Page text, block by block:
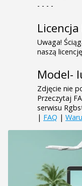
- - - -
Uwaga!
naszą licencję
Model-
Zdjęcie nie
Przeczytaj
serwisu
| FAQ |